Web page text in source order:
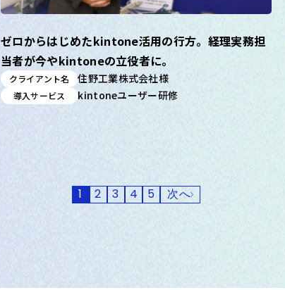
ゼロからはじめたkintone活用の行方。経理実務担
当者が今やkintoneの立役者に。
クライアント名 住野工業株式会社様
導入サービス kintoneユーザー研修
1 2 3 4 5 次へ